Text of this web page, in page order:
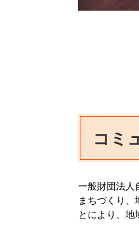
コミ
一般財団法人
まちづくり
とにより、地